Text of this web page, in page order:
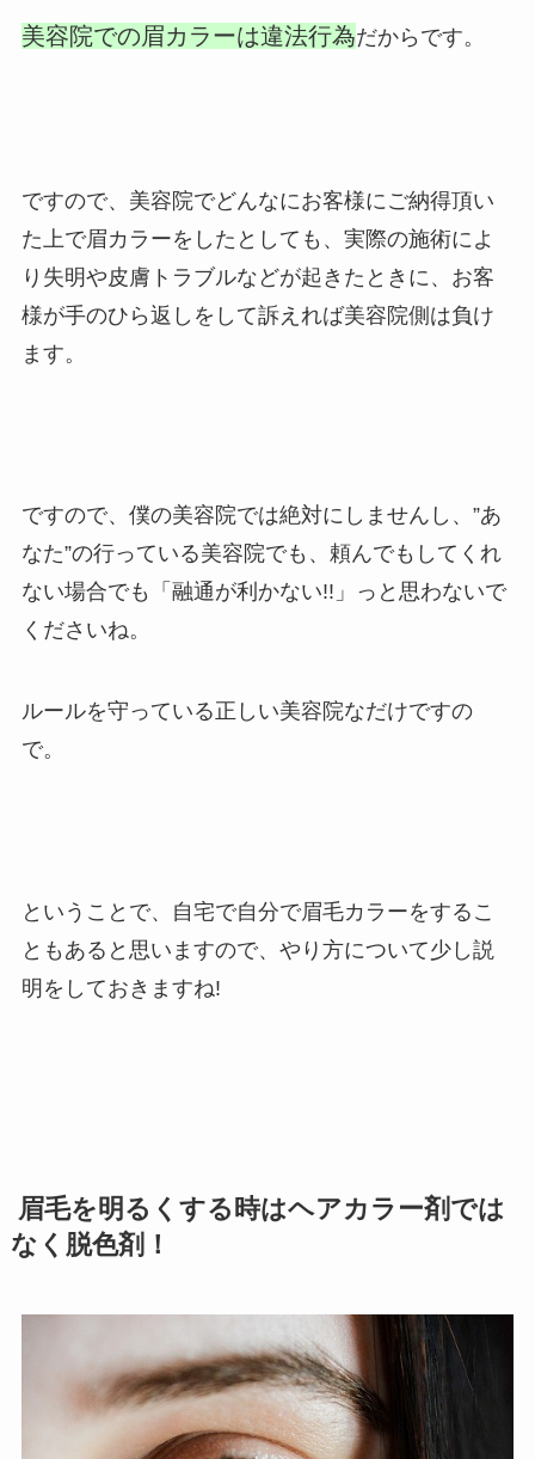
美容院での眉カラーは違法行為だからです。
ですので、美容院でどんなにお客様にご納得頂い
た上で眉カラーをしたとしても、実際の施術によ
り失明や皮膚トラブルなどが起きたときに、お客
様が手のひら返しをして訴えれば美容院側は負け
ます。
ですので、僕の美容院では絶対にしませんし、”あ
なた”の行っている美容院でも、頼んでもしてくれ
ない場合でも「融通が利かない!!」っと思わないで
くださいね。
ルールを守っている正しい美容院なだけですの
で。
ということで、自宅で自分で眉毛カラーをするこ
ともあると思いますので、やり方について少し説
明をしておきますね!
眉毛を明るくする時はヘアカラー剤では
なく脱色剤！